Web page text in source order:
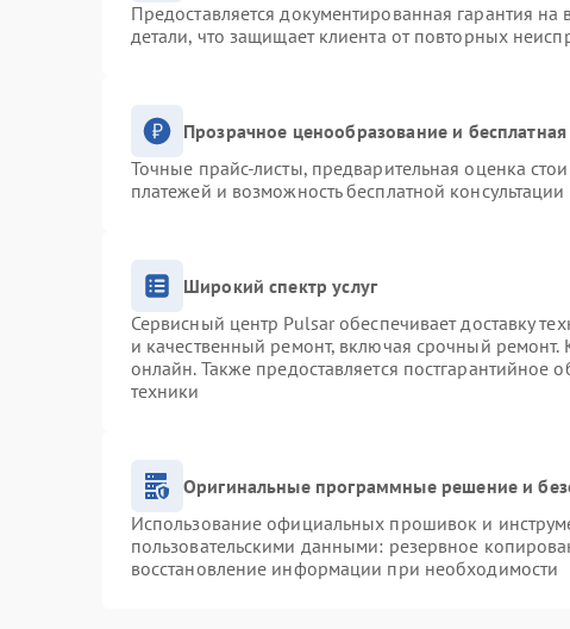
Предоставляется документированная гарантия
детали, что защищает клиента от повторных
Прозрачное ценообразование и бесплатная
Точные прайс-листы, предварительная оценка
платежей и возможность бесплатной
Широкий спектр услуг
Сервисный центр Pulsar обеспечивает доставку
и качественный ремонт, включая срочный ремонт.
онлайн. Также предоставляется
техники
Оригинальные программные решение и
Использование официальных прошивок и
пользовательскими данными: резервное
восстановление информации при необходимости